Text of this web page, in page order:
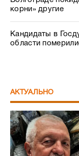
корни» другие
Кандидаты в
области
АКТУАЛЬНО